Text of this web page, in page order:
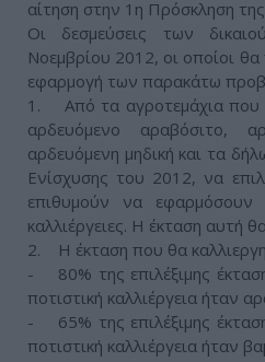
αίτηση στην 1η Πρόσκληση
Οι δεσμεύσεις των
Νοεμβρίου 2012, οι οποίοι
εφαρμογή των παρακάτω
1. Από τα αγροτεμάχια που
αρδευόμενο αραβόσιτο,
αρδευόμενη μηδική και τα
Ενίσχυσης του 2012, να
επιθυμούν να εφαρμόσουν
καλλιέργειες. Η έκταση αυτή
2. Η έκταση που θα
- 80% της επιλέξιμης
ποτιστική καλλιέργεια ήταν
- 65% της επιλέξιμης
ποτιστική καλλιέργεια ήταν